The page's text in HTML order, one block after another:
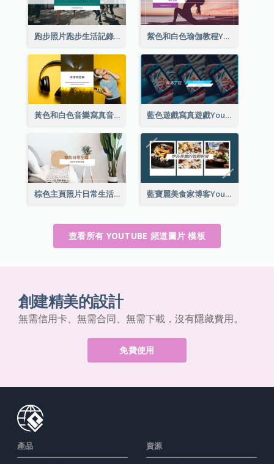
跑步照片跑步生活記錄YouTube頻道圖片 紫色和白色瑜伽教程YouTube頻道圖片
黃色和白色音樂寫真音樂頻道圖片 藍色遊戲寫真遊戲YouTube頻道圖片
棕色主頁照片日常生活分享YouTube頻道圖片 藍寶麗美食家博客YouTube頻道圖片
查看所有 YOUTUBE 頻道圖片 模板
創建精美的設計
無需信用卡、無需合同、無需下載，沒有隱藏費用。
免費使用
產品 資源